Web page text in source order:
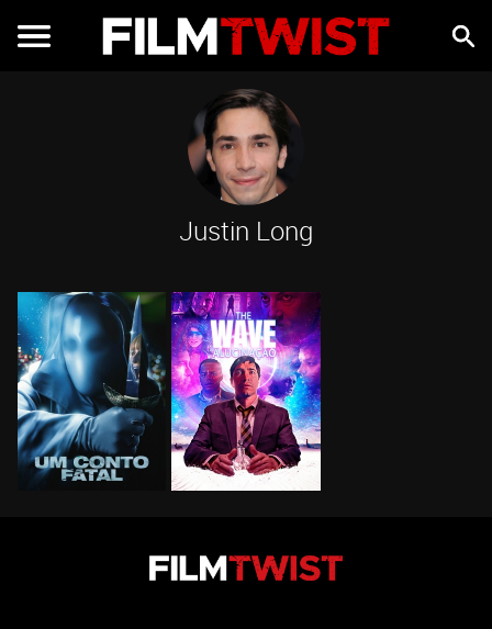
Justin Long